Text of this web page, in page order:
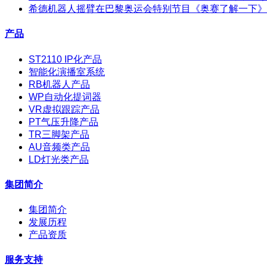
希德机器人摇臂在巴黎奥运会特别节目《奥赛了解一下
产品
ST2110 IP化产品
智能化演播室系统
RB机器人产品
WP自动化提词器
VR虚拟跟踪产品
PT气压升降产品
TR三脚架产品
AU音频类产品
LD灯光类产品
集团简介
集团简介
发展历程
产品资质
服务支持